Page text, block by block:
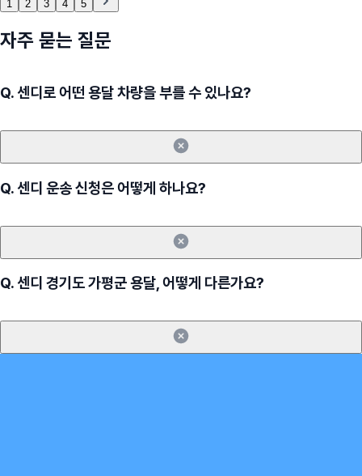
1 2 3 4 5
자주 묻는 질문
Q.센디로 어떤 용달 차량을 부를 수 있나요?
Q.센디 운송 신청은 어떻게 하나요?
Q.센디 경기도 가평군 용달, 어떻게 다른가요?